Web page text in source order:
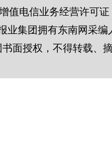
值电信业务经营许可证
业集团拥有东南网采
面授权，不得转载、